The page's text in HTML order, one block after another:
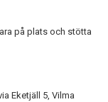
på plats och stötta
Eketjäll 5, Vilma